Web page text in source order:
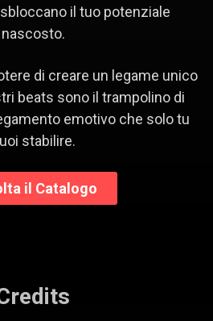
il tuo potenziale
nascosto.
di creare un legame unico
beats sono il trampolino di
emotivo che solo tu
stabilire.
il Catalogo